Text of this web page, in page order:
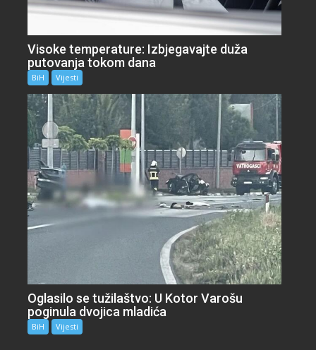
Visoke temperature: Izbjegavajte duža
putovanja tokom dana
BiH Vijesti
Oglasilo se tužilaštvo: U Kotor Varošu
poginula dvojica mladića
BiH Vijesti